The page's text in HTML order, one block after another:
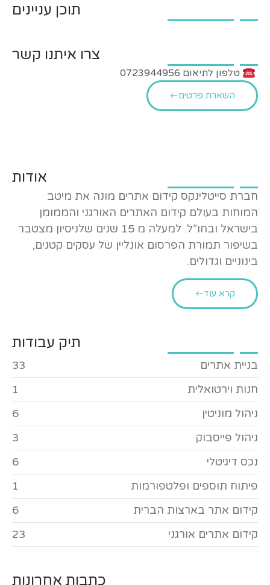
תוכן עניינים
צרו איתנו קשר
טלפון לתיאום 0723944956
השארת פרטים
אודות
חברת סייטלינקס קידום אתרים מונה את מיטב
המוחות בעולם קידום האתרים האורגני והממומן
בישראל ובחו”ל. למעלה מ 15 שנים שלניסיון מצטבר
בשיפור תמורת הפרסום אונליין של עסקים קטנים,
בינוניים וגדולים.
קרא עוד
תיק עבודות
בניית אתרים
33
חנות וירטואלית
1
ניהול מוניטין
6
ניהול פייסבוק
3
נכס דיגיטלי
6
פיתוח תוספים ופלטפורמות
1
קידום אתר בארצות הברית
6
קידום אתרים אורגני
23
כתבות אחרונות